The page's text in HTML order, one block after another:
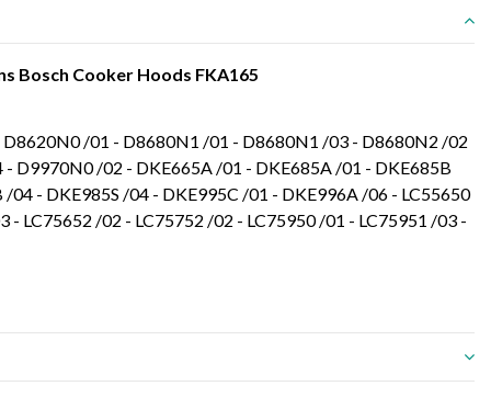
Bosch Cooker Hoods FKA165
/01 - D8680N1 /01 - D8680N1 /03 - D8680N2 /02
D9970N0 /02 - DKE665A /01 - DKE685A /01 - DKE685B
- DKE985S /04 - DKE995C /01 - DKE996A /06 - LC55650
- LC75652 /02 - LC75752 /02 - LC75950 /01 - LC75951 /03 -